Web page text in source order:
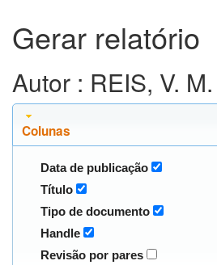
Gerar relatório
Autor : REIS, V. M.
Colunas
Data de publicação
Título
Tipo de documento
Handle
Revisão por pares